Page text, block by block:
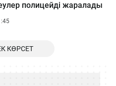
полицейді жаралады
КӨРСЕТ